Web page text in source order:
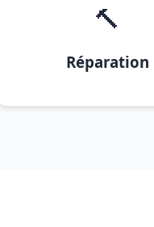
🔨
Réparation